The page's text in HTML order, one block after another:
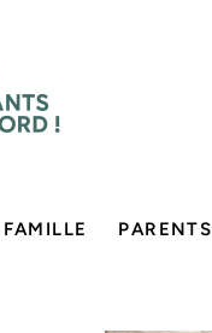
FAMILLE PARENTS